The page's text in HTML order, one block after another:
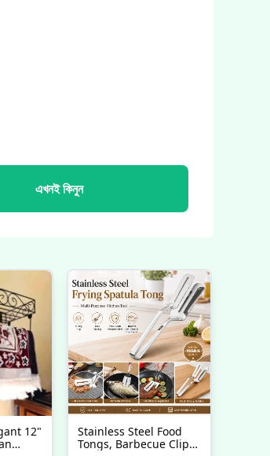
এখনই কিনুন
12"
Stainless Steel Food
Tongs, Barbecue Clip